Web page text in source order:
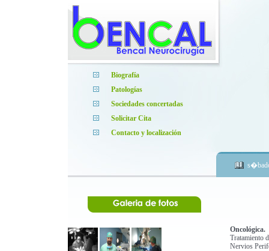
Biografía
Patologías
Sociedades concertadas
Solicitar Cita
Contacto y localización
Oncológica.
Tratamiento
Nervios